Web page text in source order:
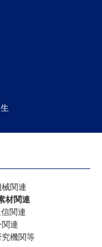
関連
材関連
関連
連
機関等